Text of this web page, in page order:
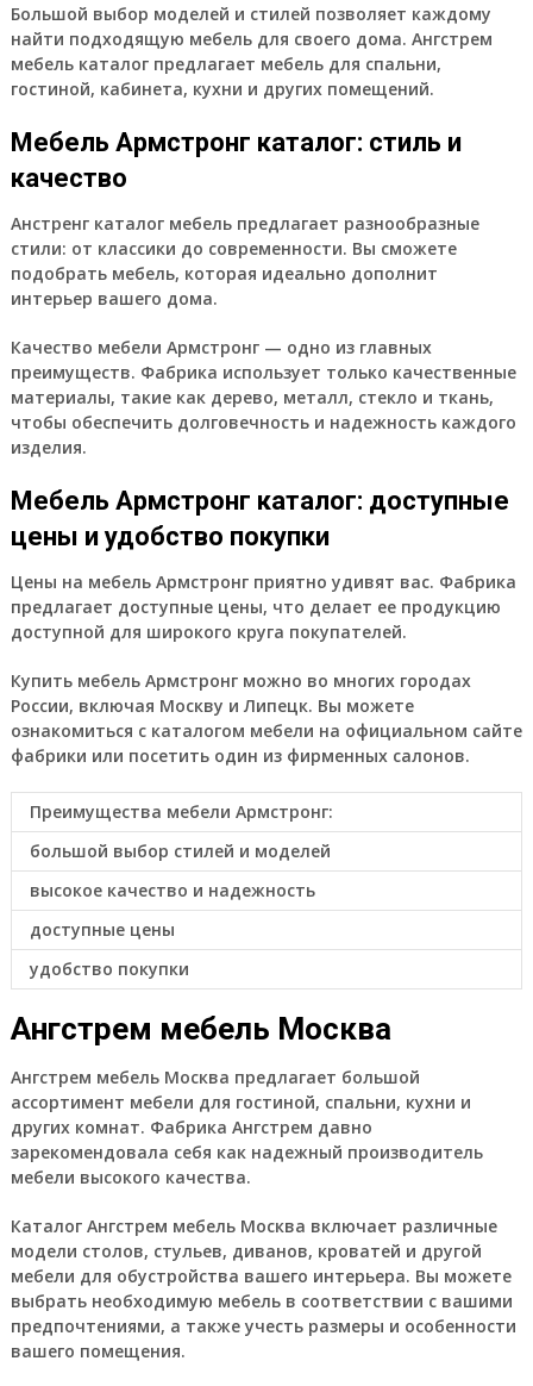
Большой выбор моделей и стилей позволяет каждому
найти подходящую мебель для своего дома. Ангстрем
мебель каталог предлагает мебель для спальни,
гостиной, кабинета, кухни и других помещений.
Мебель Армстронг каталог: стиль и
качество
Анстренг каталог мебель предлагает разнообразные
стили: от классики до современности. Вы сможете
подобрать мебель, которая идеально дополнит
интерьер вашего дома.
Качество мебели Армстронг — одно из главных
преимуществ. Фабрика использует только качественные
материалы, такие как дерево, металл, стекло и ткань,
чтобы обеспечить долговечность и надежность каждого
изделия.
Мебель Армстронг каталог: доступные
цены и удобство покупки
Цены на мебель Армстронг приятно удивят вас. Фабрика
предлагает доступные цены, что делает ее продукцию
доступной для широкого круга покупателей.
Купить мебель Армстронг можно во многих городах
России, включая Москву и Липецк. Вы можете
ознакомиться с каталогом мебели на официальном сайте
фабрики или посетить один из фирменных салонов.
Преимущества мебели Армстронг:
большой выбор стилей и моделей
высокое качество и надежность
доступные цены
удобство покупки
Ангстрем мебель Москва
Ангстрем мебель Москва предлагает большой
ассортимент мебели для гостиной, спальни, кухни и
других комнат. Фабрика Ангстрем давно
зарекомендовала себя как надежный производитель
мебели высокого качества.
Каталог Ангстрем мебель Москва включает различные
модели столов, стульев, диванов, кроватей и другой
мебели для обустройства вашего интерьера. Вы можете
выбрать необходимую мебель в соответствии с вашими
предпочтениями, а также учесть размеры и особенности
вашего помещения.